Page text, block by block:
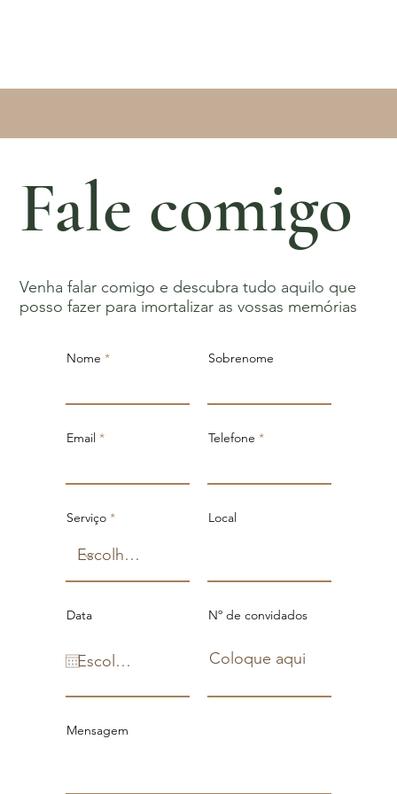
Nome Sobrenome
Email Telefone
Mensagem
Serviço Local
Data Nº de convidados
Fale comigo
Venha falar comigo e descubra tudo aquilo que
posso fazer para imortalizar as vossas memórias